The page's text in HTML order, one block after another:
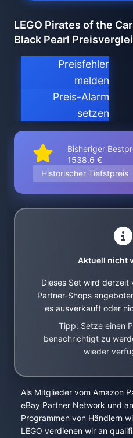
LEGO Pirates of the
Black Pearl
Preisfehler
melden
Preis-Alarm
setzen
Bisheriger
1538.6 €
Historischer Tiefstpreis
Aktuell nicht
Dieses Set wird derzeit
Partner-Shops
es ausverkauft oder
Tipp: Setze einen
benachrichtigt zu
wieder
Als Mitglieder vom Amazon
eBay Partner Network und
Programmen von Händlern
LEGO verdienen wir an